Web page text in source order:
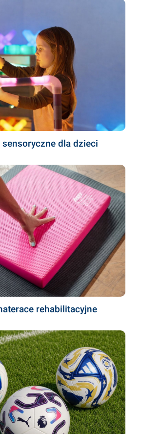
sensoryczne dla dzieci
rehabilitacyjne